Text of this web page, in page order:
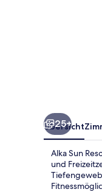
25+
Übersicht
Alka Sun
und